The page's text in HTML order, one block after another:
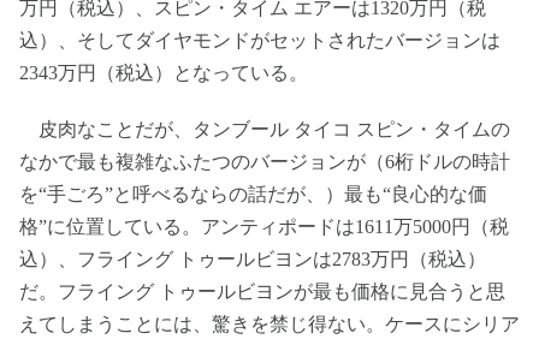
万円（税込）、スピン・タイム エアーは1320万円（税
込）、そしてダイヤモンドがセットされたバージョンは
2343万円（税込）となっている。
皮肉なことだが、タンブール タイコ スピン・タイムの
なかで最も複雑なふたつのバージョンが（6桁ドルの時計
を“手ごろ”と呼べるならの話だが、）最も“良心的な価
格”に位置している。アンティポードは1611万5000円（税
込）、フライング トゥールビヨンは2783万円（税込）
だ。フライング トゥールビヨンが最も価格に見合うと思
えてしまうことには、驚きを禁じ得ない。ケースにシリア